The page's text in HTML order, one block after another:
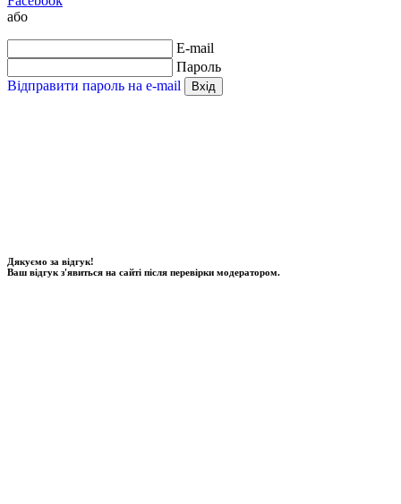
або
E-mail
Пароль
Відправити пароль на e-mail
Вхід
Дякуємо за відгук!
Ваш відгук з'явиться на сайті після перевірки модератором.